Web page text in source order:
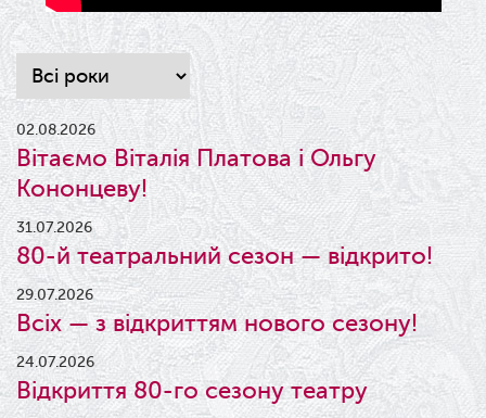
02.08.2026
Вітаємо Віталія Платова і Ольгу
Кононцеву!
31.07.2026
80-й театральний сезон — відкрито!
29.07.2026
Всіх — з відкриттям нового сезону!
24.07.2026
Відкриття 80-го сезону театру